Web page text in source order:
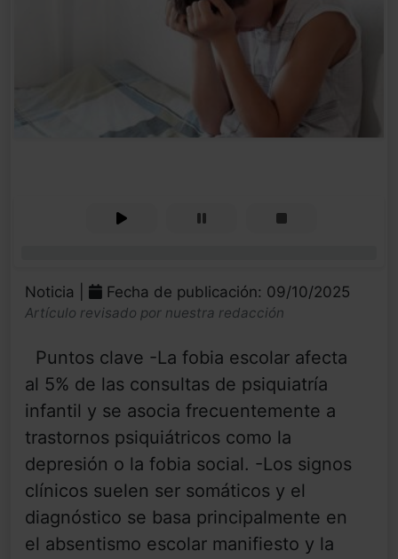
Noticia | Fecha de publicación: 09/10/2025
Artículo revisado por nuestra redacción
Puntos clave -La fobia escolar afecta
al 5% de las consultas de psiquiatría
infantil y se asocia frecuentemente a
trastornos psiquiátricos como la
depresión o la fobia social. -Los signos
clínicos suelen ser somáticos y el
diagnóstico se basa principalmente en
el absentismo escolar manifiesto y la